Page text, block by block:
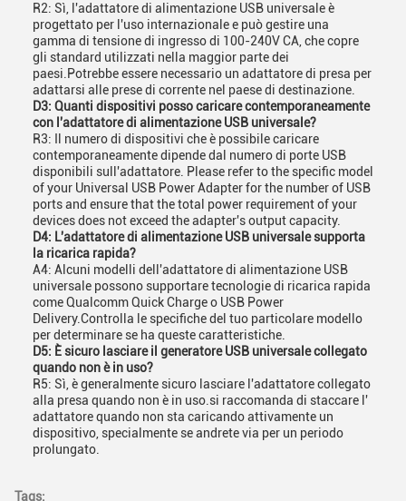
R2: Sì, l'adattatore di alimentazione USB universale è
progettato per l'uso internazionale e può gestire una
gamma di tensione di ingresso di 100-240V CA, che copre
gli standard utilizzati nella maggior parte dei
paesi.Potrebbe essere necessario un adattatore di presa per
adattarsi alle prese di corrente nel paese di destinazione.
D3: Quanti dispositivi posso caricare contemporaneamente
con l'adattatore di alimentazione USB universale?
R3: Il numero di dispositivi che è possibile caricare
contemporaneamente dipende dal numero di porte USB
disponibili sull'adattatore. Please refer to the specific model
of your Universal USB Power Adapter for the number of USB
ports and ensure that the total power requirement of your
devices does not exceed the adapter's output capacity.
D4: L'adattatore di alimentazione USB universale supporta
la ricarica rapida?
A4: Alcuni modelli dell'adattatore di alimentazione USB
universale possono supportare tecnologie di ricarica rapida
come Qualcomm Quick Charge o USB Power
Delivery.Controlla le specifiche del tuo particolare modello
per determinare se ha queste caratteristiche.
D5: È sicuro lasciare il generatore USB universale collegato
quando non è in uso?
R5: Sì, è generalmente sicuro lasciare l'adattatore collegato
alla presa quando non è in uso.si raccomanda di staccare l'
adattatore quando non sta caricando attivamente un
dispositivo, specialmente se andrete via per un periodo
prolungato.
Tags: